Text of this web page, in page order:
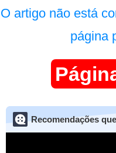
O artigo não está
página
Recomendações